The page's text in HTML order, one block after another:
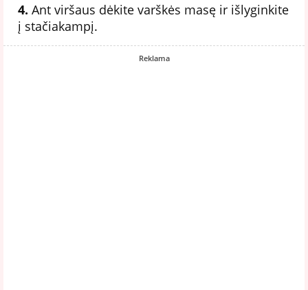
4. Ant viršaus dėkite varškės masę ir išlyginkite
į stačiakampį.
Reklama